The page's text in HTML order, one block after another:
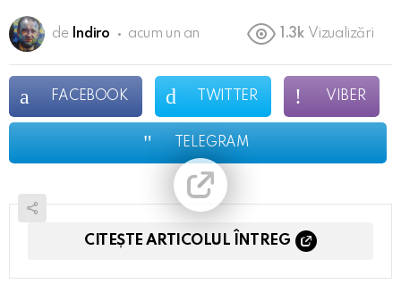
de Indiro acum un an 1.3k Vizualizări
FACEBOOK TWITTER VIBER
TELEGRAM
CITEȘTE ARTICOLUL ÎNTREG